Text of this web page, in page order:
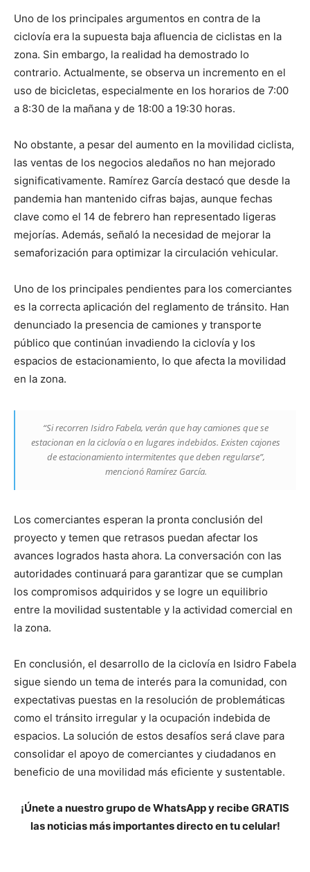
Uno de los principales argumentos en contra de la
ciclovía era la supuesta baja afluencia de ciclistas en la
zona. Sin embargo, la realidad ha demostrado lo
contrario. Actualmente, se observa un incremento en el
uso de bicicletas, especialmente en los horarios de 7:00
a 8:30 de la mañana y de 18:00 a 19:30 horas.
No obstante, a pesar del aumento en la movilidad ciclista,
las ventas de los negocios aledaños no han mejorado
significativamente. Ramírez García destacó que desde la
pandemia han mantenido cifras bajas, aunque fechas
clave como el 14 de febrero han representado ligeras
mejorías. Además, señaló la necesidad de mejorar la
semaforización para optimizar la circulación vehicular.
Uno de los principales pendientes para los comerciantes
es la correcta aplicación del reglamento de tránsito. Han
denunciado la presencia de camiones y transporte
público que continúan invadiendo la ciclovía y los
espacios de estacionamiento, lo que afecta la movilidad
en la zona.
“Si recorren Isidro Fabela, verán que hay camiones que se
estacionan en la ciclovía o en lugares indebidos. Existen cajones
de estacionamiento intermitentes que deben regularse”,
mencionó Ramírez García.
Los comerciantes esperan la pronta conclusión del
proyecto y temen que retrasos puedan afectar los
avances logrados hasta ahora. La conversación con las
autoridades continuará para garantizar que se cumplan
los compromisos adquiridos y se logre un equilibrio
entre la movilidad sustentable y la actividad comercial en
la zona.
En conclusión, el desarrollo de la ciclovía en Isidro Fabela
sigue siendo un tema de interés para la comunidad, con
expectativas puestas en la resolución de problemáticas
como el tránsito irregular y la ocupación indebida de
espacios. La solución de estos desafíos será clave para
consolidar el apoyo de comerciantes y ciudadanos en
beneficio de una movilidad más eficiente y sustentable.
¡Únete a nuestro grupo de WhatsApp y recibe GRATIS
las noticias más importantes directo en tu celular!